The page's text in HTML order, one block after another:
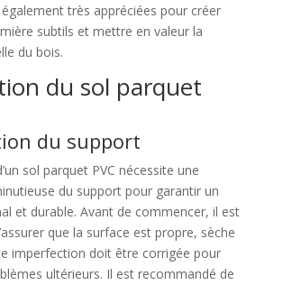
très appréciées pour créer
subtils et mettre en valeur la
du bois.
du sol parquet
du support
sol parquet PVC nécessite une
du support pour garantir un
et durable. Avant de commencer, il est
que la surface est propre, sèche
imperfection doit être corrigée pour
ultérieurs. Il est recommandé de